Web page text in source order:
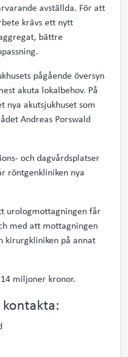
avställda. För att
krävs ett nytt
bättre
pågående översyn
akuta lokalbehov. På
nya akutsjukhuset som
Andreas Porswald
och dagvårdsplatser
röntgenkliniken nya
urologmottagningen får
med att mottagningen
kirurgkliniken på annat
miljoner kronor.